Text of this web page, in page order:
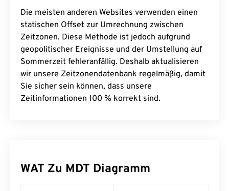
Die meisten anderen Websites verwenden einen
statischen Offset zur Umrechnung zwischen
Zeitzonen. Diese Methode ist jedoch aufgrund
geopolitischer Ereignisse und der Umstellung auf
Sommerzeit fehleranfällig. Deshalb aktualisieren
wir unsere Zeitzonendatenbank regelmäßig, damit
Sie sicher sein können, dass unsere
Zeitinformationen 100 % korrekt sind.
WAT Zu MDT Diagramm